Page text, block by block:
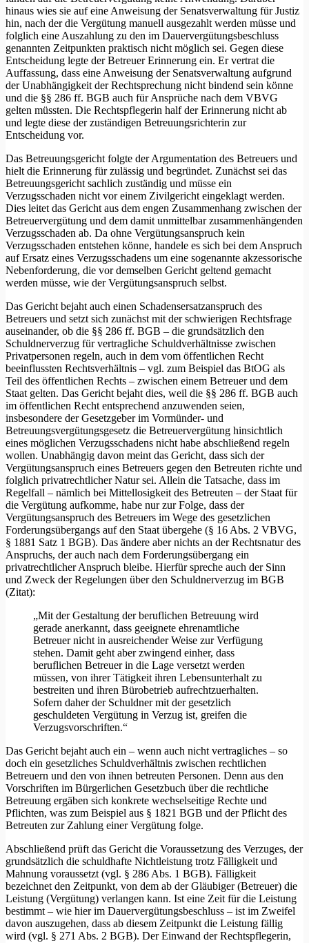
hinaus wies sie auf eine Anweisung der Senatsverwaltung für Justiz
hin, nach der die Vergütung manuell ausgezahlt werden müsse und
folglich eine Auszahlung zu den im Dauervergütungsbeschluss
genannten Zeitpunkten praktisch nicht möglich sei. Gegen diese
Entscheidung legte der Betreuer Erinnerung ein. Er vertrat die
Auffassung, dass eine Anweisung der Senatsverwaltung aufgrund
der Unabhängigkeit der Rechtsprechung nicht bindend sein könne
und die §§ 286 ff. BGB auch für Ansprüche nach dem VBVG
gelten müssten. Die Rechtspflegerin half der Erinnerung nicht ab
und legte diese der zuständigen Betreuungsrichterin zur
Entscheidung vor.
Das Betreuungsgericht folgte der Argumentation des Betreuers und
hielt die Erinnerung für zulässig und begründet. Zunächst sei das
Betreuungsgericht sachlich zuständig und müsse ein
Verzugsschaden nicht vor einem Zivilgericht eingeklagt werden.
Dies leitet das Gericht aus dem engen Zusammenhang zwischen der
Betreuervergütung und dem damit unmittelbar zusammenhängenden
Verzugsschaden ab. Da ohne Vergütungsanspruch kein
Verzugsschaden entstehen könne, handele es sich bei dem Anspruch
auf Ersatz eines Verzugsschadens um eine sogenannte akzessorische
Nebenforderung, die vor demselben Gericht geltend gemacht
werden müsse, wie der Vergütungsanspruch selbst.
Das Gericht bejaht auch einen Schadensersatzanspruch des
Betreuers und setzt sich zunächst mit der schwierigen Rechtsfrage
auseinander, ob die §§ 286 ff. BGB – die grundsätzlich den
Schuldnerverzug für vertragliche Schuldverhältnisse zwischen
Privatpersonen regeln, auch in dem vom öffentlichen Recht
beeinflussten Rechtsverhältnis – vgl. zum Beispiel das BtOG als
Teil des öffentlichen Rechts – zwischen einem Betreuer und dem
Staat gelten. Das Gericht bejaht dies, weil die §§ 286 ff. BGB auch
im öffentlichen Recht entsprechend anzuwenden seien,
insbesondere der Gesetzgeber im Vormünder- und
Betreuungsvergütungsgesetz die Betreuervergütung hinsichtlich
eines möglichen Verzugsschadens nicht habe abschließend regeln
wollen. Unabhängig davon meint das Gericht, dass sich der
Vergütungsanspruch eines Betreuers gegen den Betreuten richte und
folglich privatrechtlicher Natur sei. Allein die Tatsache, dass im
Regelfall – nämlich bei Mittellosigkeit des Betreuten – der Staat für
die Vergütung aufkomme, habe nur zur Folge, dass der
Vergütungsanspruch des Betreuers im Wege des gesetzlichen
Forderungsübergangs auf den Staat übergehe (§ 16 Abs. 2 VBVG,
§ 1881 Satz 1 BGB). Das ändere aber nichts an der Rechtsnatur des
Anspruchs, der auch nach dem Forderungsübergang ein
privatrechtlicher Anspruch bleibe. Hierfür spreche auch der Sinn
und Zweck der Regelungen über den Schuldnerverzug im BGB
(Zitat):
„Mit der Gestaltung der beruflichen Betreuung wird
gerade anerkannt, dass geeignete ehrenamtliche
Betreuer nicht in ausreichender Weise zur Verfügung
stehen. Damit geht aber zwingend einher, dass
beruflichen Betreuer in die Lage versetzt werden
müssen, von ihrer Tätigkeit ihren Lebensunterhalt zu
bestreiten und ihren Bürobetrieb aufrechtzuerhalten.
Sofern daher der Schuldner mit der gesetzlich
geschuldeten Vergütung in Verzug ist, greifen die
Verzugsvorschriften.“
Das Gericht bejaht auch ein – wenn auch nicht vertragliches – so
doch ein gesetzliches Schuldverhältnis zwischen rechtlichen
Betreuern und den von ihnen betreuten Personen. Denn aus den
Vorschriften im Bürgerlichen Gesetzbuch über die rechtliche
Betreuung ergäben sich konkrete wechselseitige Rechte und
Pflichten, was zum Beispiel aus § 1821 BGB und der Pflicht des
Betreuten zur Zahlung einer Vergütung folge.
Abschließend prüft das Gericht die Voraussetzung des Verzuges, der
grundsätzlich die schuldhafte Nichtleistung trotz Fälligkeit und
Mahnung voraussetzt (vgl. § 286 Abs. 1 BGB). Fälligkeit
bezeichnet den Zeitpunkt, von dem ab der Gläubiger (Betreuer) die
Leistung (Vergütung) verlangen kann. Ist eine Zeit für die Leistung
bestimmt – wie hier im Dauervergütungsbeschluss – ist im Zweifel
davon auszugehen, dass ab diesem Zeitpunkt die Leistung fällig
wird (vgl. § 271 Abs. 2 BGB). Der Einwand der Rechtspflegerin,